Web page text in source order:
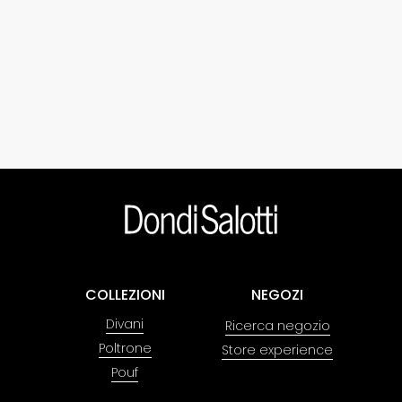
COLLEZIONI
Divani
Poltrone
Pouf
NEGOZI
Ricerca negozio
Store experience